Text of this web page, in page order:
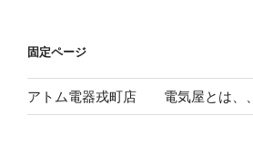
ン
固定ページ
アトム電器戎町店 電気屋とは、、